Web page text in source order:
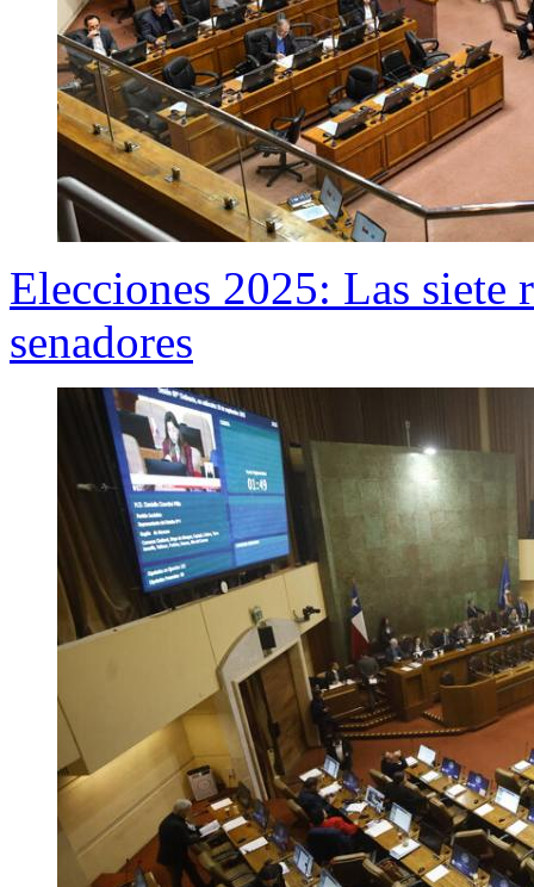
Elecciones 2025: Las siete
senadores